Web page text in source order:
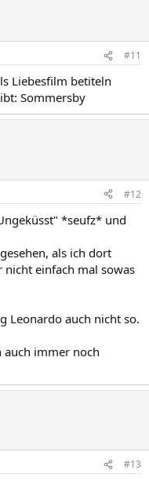
#11
Liebesfilm betiteln
Sommersby
#12
*seufz* und
als ich dort
einfach mal sowas
Leonardo auch nicht so.
auch immer noch
#13